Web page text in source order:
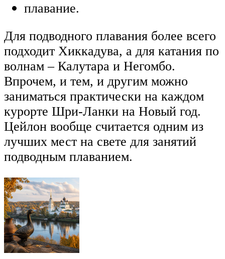
плавание.
Для подводного плавания более всего
подходит Хиккадува, а для катания по
волнам – Калутара и Негомбо.
Впрочем, и тем, и другим можно
заниматься практически на каждом
курорте Шри-Ланки на Новый год.
Цейлон вообще считается одним из
лучших мест на свете для занятий
подводным плаванием.